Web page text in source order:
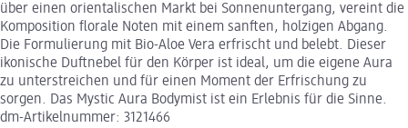
über einen orientalischen Markt bei Sonnenuntergang, vereint die
Komposition florale Noten mit einem sanften, holzigen Abgang.
Die Formulierung mit Bio-Aloe Vera erfrischt und belebt. Dieser
ikonische Duftnebel für den Körper ist ideal, um die eigene Aura
zu unterstreichen und für einen Moment der Erfrischung zu
sorgen. Das Mystic Aura Bodymist ist ein Erlebnis für die Sinne.
dm-Artikelnummer: 3121466